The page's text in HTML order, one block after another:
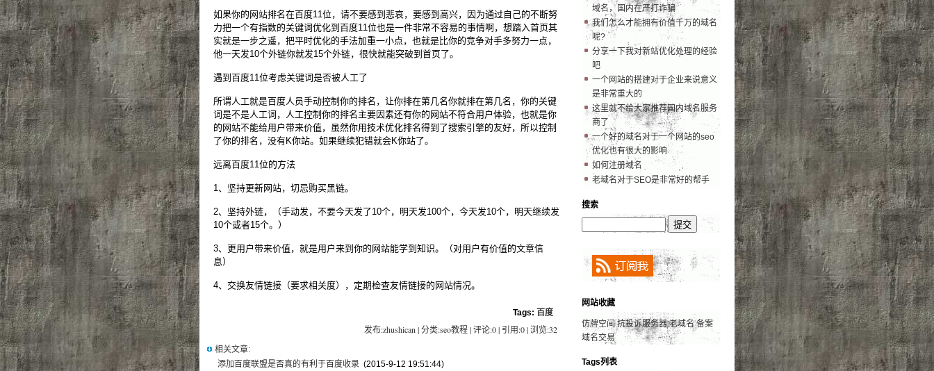
如果你的网站排名在百度11位，请不要感到悲哀，要感到高兴，因为通过自己的不断努
力把一个有指数的关键词优化到百度11位也是一件非常不容易的事情啊，想踏入首页其
实就是一步之遥，把平时优化的手法加重一小点，也就是比你的竞争对手多努力一点，
他一天发10个外链你就发15个外链，很快就能突破到首页了。
遇到百度11位考虑关键词是否被人工了
所谓人工就是百度人员手动控制你的排名，让你排在第几名你就排在第几名，你的关键
词是不是人工词，人工控制你的排名主要因素还有你的网站不符合用户体验，也就是你
的网站不能给用户带来价值，虽然你用技术优化排名得到了搜索引擎的友好，所以控制
了你的排名，没有K你站。如果继续犯错就会K你站了。
远离百度11位的方法
1、坚持更新网站，切忌购买黑链。
2、坚持外链，（手动发，不要今天发了10个，明天发100个，今天发10个，明天继续发
10个或者15个。）
3、更用户带来价值，就是用户来到你的网站能学到知识。（对用户有价值的文章信
息）
4、交换友情链接（要求相关度），定期检查友情链接的网站情况。
Tags: 百度
发布:zhushican | 分类:seo教程 | 评论:0 | 引用:0 | 浏览:32
相关文章:
添加百度联盟是否真的有利于百度收录 (2015-9-12 19:51:44)
域名，国内在严打诈骗
我们怎么才能拥有价值千万的域名
呢?
分享一下我对新站优化处理的经验
吧
一个网站的搭建对于企业来说意义
是非常重大的
这里就不给大家推荐国内域名服务
商了
一个好的域名对于一个网站的seo
优化也有很大的影响
如何注册域名
老域名对于SEO是非常好的帮手
搜索
网站收藏
仿牌空间 抗投诉服务器 老域名 备案
域名交易
Tags列表